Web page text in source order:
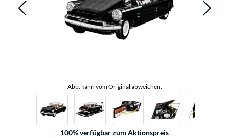
Abb. kann vom Original abweichen.
100% verfügbar zum Aktionspreis